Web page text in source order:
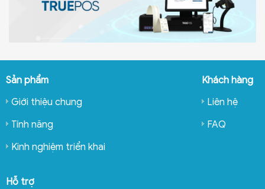
Sản phẩm
Giới thiệu chung
Tính năng
Kinh nghiệm triển khai
Khách hàng
Liên hệ
FAQ
Hỗ trợ